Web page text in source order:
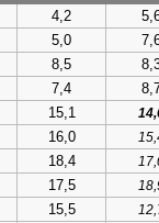
4,2
5,0
8,5
7,4
15,1
16,0
18,4
17,5
15,5